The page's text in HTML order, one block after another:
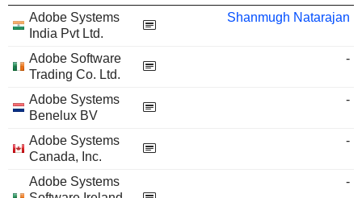
Adobe Systems
India Pvt Ltd.
Shanmugh Natarajan
Adobe Software
Trading Co. Ltd.
-
Adobe Systems
Benelux BV
-
Adobe Systems
Canada, Inc.
-
Adobe Systems
-